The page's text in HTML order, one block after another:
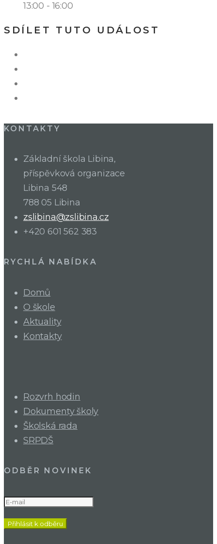
13:00 - 16:00
SDÍLET TUTO UDÁLOST
KONTAKTY
Základní škola Libina,
příspěvková organizace
Libina 548
788 05 Libina
zslibina@zslibina.cz
+420 601 562 383
RYCHLÁ NABÍDKA
Domů
O škole
Aktuality
Kontakty
Rozvrh hodin
Dokumenty školy
Školská rada
SRPDŠ
ODBĚR NOVINEK